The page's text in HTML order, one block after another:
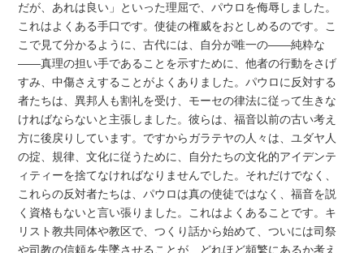
だが、あれは良い」といった理屈で、パウロを侮辱しました。
これはよくある手口です。使徒の権威をおとしめるのです。こ
こで見て分かるように、古代には、自分が唯一の――純粋な
――真理の担い手であることを示すために、他者の行動をさげ
すみ、中傷さえすることがよくありました。パウロに反対する
者たちは、異邦人も割礼を受け、モーセの律法に従って生きな
ければならないと主張しました。彼らは、福音以前の古い考え
方に後戻りしています。ですからガラテヤの人々は、ユダヤ人
の掟、規律、文化に従うために、自分たちの文化的アイデンテ
ィティーを捨てなければなりませんでした。それだけでなく、
これらの反対者たちは、パウロは真の使徒ではなく、福音を説
く資格もないと言い張りました。これはよくあることです。キ
リスト教共同体や教区で、つくり話から始めて、ついには司祭
や司教の信頼を失墜させることが、どれほど頻繁にあるか考え